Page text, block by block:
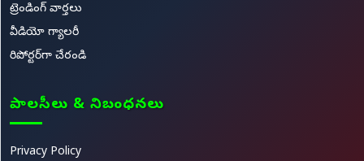
ట్రెండింగ్ వార్తలు
వీడియో గ్యాలరీ
రిపోర్టర్‌గా చేరండి
పాలసీలు & నిబంధనలు
Privacy Policy